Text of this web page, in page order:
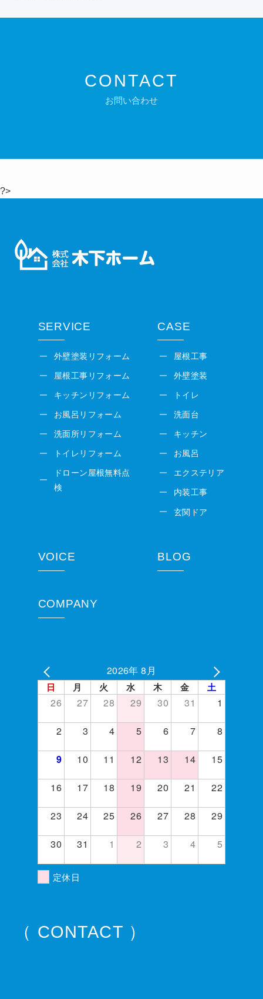
CONTACT
お問い合わせ
?>
SERVICE
外壁塗装リフォーム
屋根工事リフォーム
キッチンリフォーム
お風呂リフォーム
洗面所リフォーム
トイレリフォーム
ドローン屋根無料点
検
CASE
屋根工事
外壁塗装
トイレ
洗面台
キッチン
お風呂
エクステリア
内装工事
玄関ドア
VOICE BLOG
COMPANY
2026年 8月
日 月 火 水 木 金 土
26 27 28 29 30 31
1
2
3 4 5 6 7 8
9 10 11 12 13 14
15
16
17 18 19 20 21
22
23
24 25 26 27 28
29
30
31 1 2 3 4 5
定休日
（ CONTACT ）